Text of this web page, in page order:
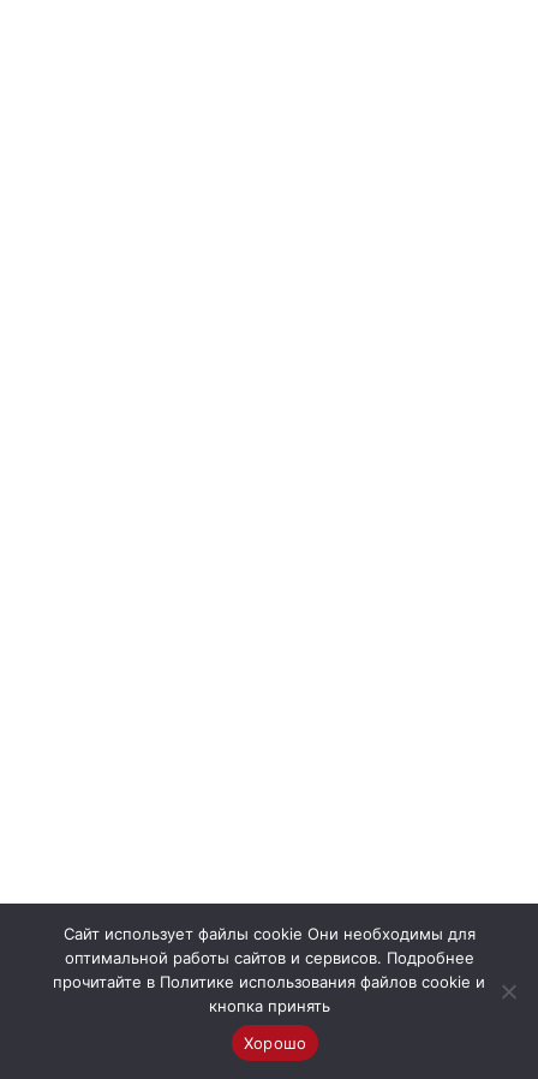
Сайт использует файлы cookie Они необходимы для
оптимальной работы сайтов и сервисов. Подробнее
прочитайте в Политике использования файлов cookie и
кнопка принять
Хорошо